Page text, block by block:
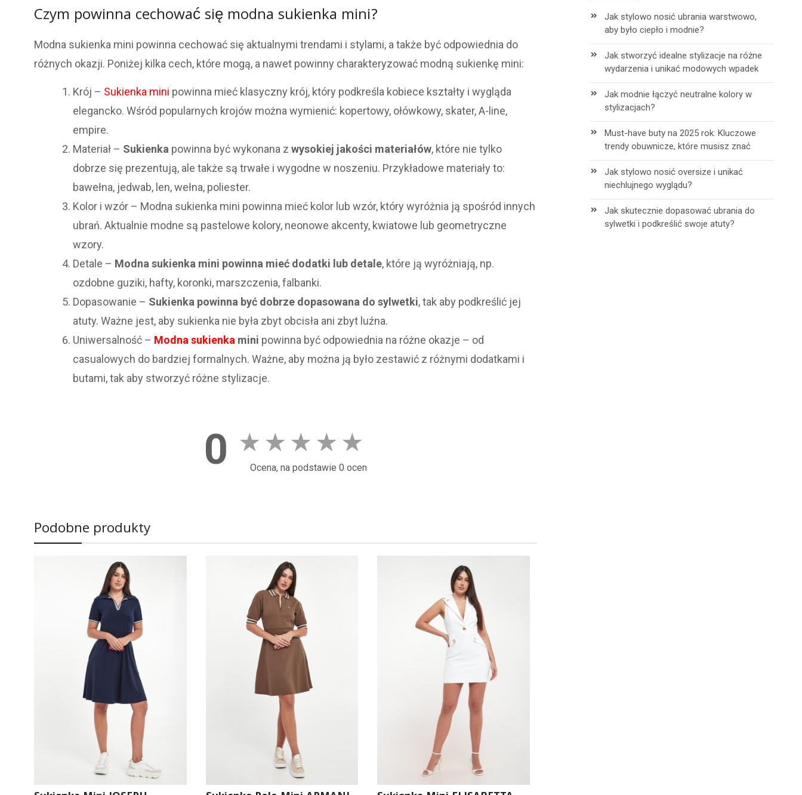
Czym powinna cechować się modna sukienka mini?
Modna sukienka mini powinna cechować się aktualnymi trendami i stylami, a także być odpowiednia do
różnych okazji. Poniżej kilka cech, które mogą, a nawet powinny charakteryzować modną sukienkę mini:
Krój – Sukienka mini powinna mieć klasyczny krój, który podkreśla kobiece kształty i wygląda
elegancko. Wśród popularnych krojów można wymienić: kopertowy, ołówkowy, skater, A-line,
empire.
Materiał – Sukienka powinna być wykonana z wysokiej jakości materiałów, które nie tylko
dobrze się prezentują, ale także są trwałe i wygodne w noszeniu. Przykładowe materiały to:
bawełna, jedwab, len, wełna, poliester.
Kolor i wzór – Modna sukienka mini powinna mieć kolor lub wzór, który wyróżnia ją spośród innych
ubrań. Aktualnie modne są pastelowe kolory, neonowe akcenty, kwiatowe lub geometryczne
wzory.
Detale – Modna sukienka mini powinna mieć dodatki lub detale, które ją wyróżniają, np.
ozdobne guziki, hafty, koronki, marszczenia, falbanki.
Dopasowanie – Sukienka powinna być dobrze dopasowana do sylwetki, tak aby podkreślić jej
atuty. Ważne jest, aby sukienka nie była zbyt obcisła ani zbyt luźna.
Uniwersalność – Modna sukienka mini powinna być odpowiednia na różne okazje – od
casualowych do bardziej formalnych. Ważne, aby można ją było zestawić z różnymi dodatkami i
butami, tak aby stworzyć różne stylizacje.
0 ★ ★ ★ ★ ★
Ocena, na podstawie 0 ocen
Podobne produkty
Jak stylowo nosić ubrania warstwowo,
aby było ciepło i modnie?
Jak stworzyć idealne stylizacje na różne
wydarzenia i unikać modowych wpadek
Jak modnie łączyć neutralne kolory w
stylizacjach?
Must-have buty na 2025 rok: Kluczowe
trendy obuwnicze, które musisz znać
Jak stylowo nosić oversize i unikać
niechlujnego wyglądu?
Jak skutecznie dopasować ubrania do
sylwetki i podkreślić swoje atuty?